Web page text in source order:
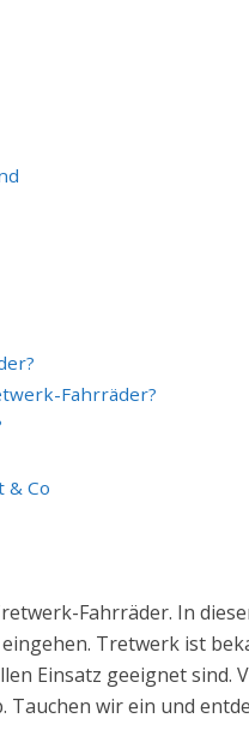
Fahrräder?
& Co
Fahrräder. In
Tretwerk ist
Einsatz geeignet
wir ein und